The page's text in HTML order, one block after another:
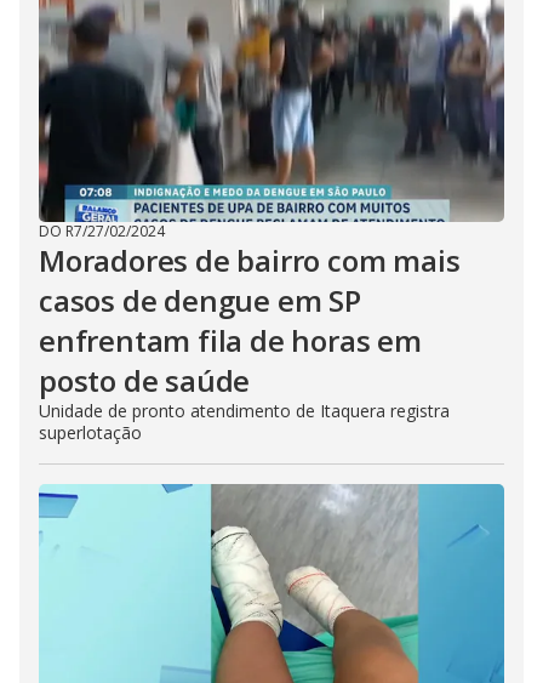
DO R7/27/02/2024
Moradores de bairro com mais
casos de dengue em SP
enfrentam fila de horas em
posto de saúde
Unidade de pronto atendimento de Itaquera registra
superlotação